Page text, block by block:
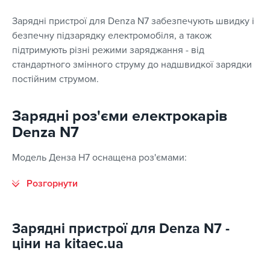
Зарядні пристрої для Denza N7 забезпечують швидку і
безпечну підзарядку електромобіля, а також
підтримують різні режими заряджання - від
стандартного змінного струму до надшвидкої зарядки
постійним струмом.
Зарядні роз'єми електрокарів
Denza N7
Модель Денза Н7 оснащена роз'ємами:
Зарядні пристрої для Denza N7 -
ціни на kitaec.ua